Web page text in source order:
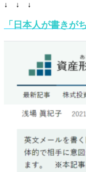
↓ ↓ ↓
「日本人が書きが